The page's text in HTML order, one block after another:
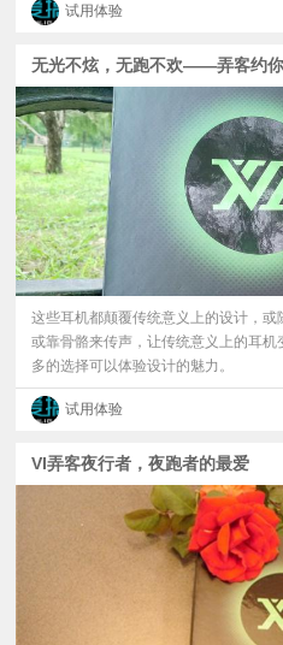
试用体验
无光不炫，无跑不欢——弄客约
这些耳机都颠覆传统意义上的设计，或
或靠骨骼来传声，让传统意义上的耳
多的选择可以体验设计的魅力。
试用体验
VI弄客夜行者，夜跑者的最爱